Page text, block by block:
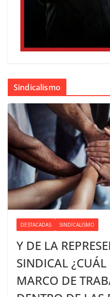
Sindicalismo
DESTACADAS SINDICALISMO
Y DE LA
SINDICAL ¿CUÁL
MARCO DE